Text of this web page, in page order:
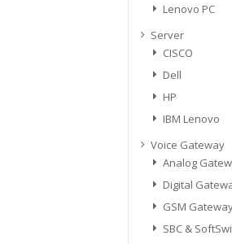
Lenovo PC
Server
CISCO
Dell
HP
IBM Lenovo
Voice Gateway
Analog
Digital
GSM
SBC &